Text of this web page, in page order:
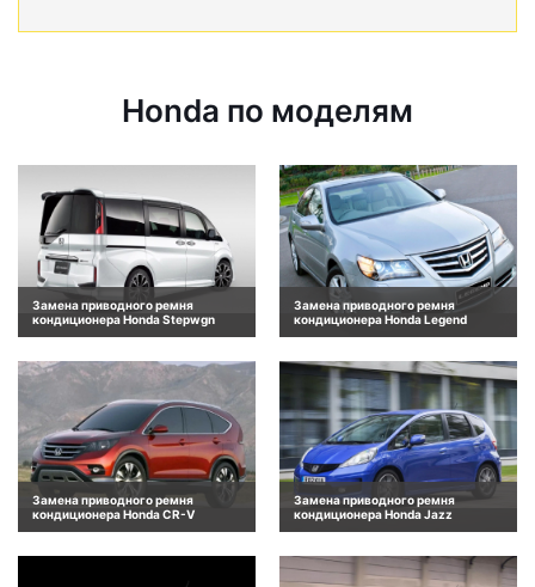
Honda по моделям
Замена приводного ремня
кондиционера Honda Stepwgn
Замена приводного ремня
кондиционера Honda Legend
Замена приводного ремня
кондиционера Honda CR-V
Замена приводного ремня
кондиционера Honda Jazz